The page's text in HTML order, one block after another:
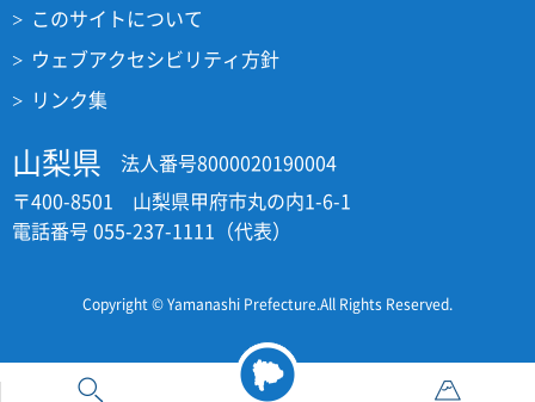
このサイトについて
ウェブアクセシビリティ方針
リンク集
山梨県
法人番号8000020190004
〒400-8501 山梨県甲府市丸の内1-6-1
電話番号 055-237-1111（代表）
Copyright © Yamanashi Prefecture.All Rights Reserved.